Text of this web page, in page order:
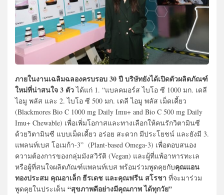
ภายในงานเฉลิมฉลองครบรอบ 30 ปี บริษัทยังได้เปิดตัวผลิตภัณฑ์
ใหม่ที่น่าสนใจ 3 ตัวได้แก่ 1. “แบลคมอร์ส ไบโอ ซี 1000 มก. เดลี
ไอมู พลัส และ 2. ไบโอ ซี 500 มก. เดลี ไอมู พลัส เม็ดเคี้ยว
(Blackmores Bio C 1000 mg Daily Imu+ and Bio C 500 mg Daily
Imu+ Chewable) เพื่อเพิ่มโอกาสและทางเลือกให้คนรักวิตามินซี
ด้วยวิตามินซี แบบเม็ดเคี้ยว อร่อย สะดวก มีประโยชน์ และยังมี 3.
แพลนท์เบส โอเมก้า-3” (Plant-based Omega-3) เพื่อตอบสนอง
ความต้องการของกลุ่มมังสวิรัติ (Vegan) และผู้ที่แพ้อาหารทะเล
หรือผู้ที่สนใจผลิตภัณฑ์แพลนท์เบส พร้อมร่วมพูดคุยกับคุณแอน
ทองประสม คุณอาเล็ก ธีรเดช และคุณฟรีน สโรชา ที่จะมาร่วม
พูดคุยในประเด็น “สุขภาพดีอย่างมีคุณภาพ ได้ทุกวัย”